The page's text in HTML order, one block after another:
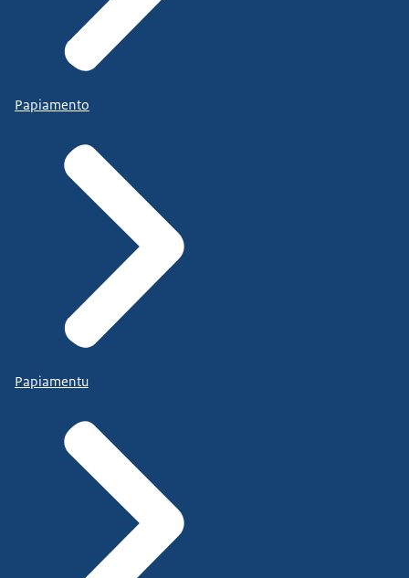
Papiamento
Papiamentu